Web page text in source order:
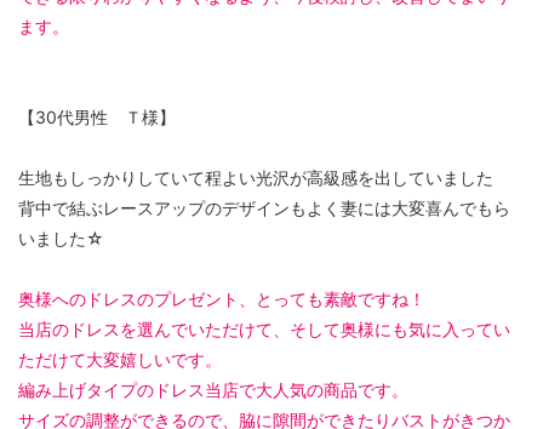
ます。
【30代男性 Ｔ様】
生地もしっかりしていて程よい光沢が高級感を出していました
背中で結ぶレースアップのデザインもよく妻には大変喜んでもら
いました☆
奥様へのドレスのプレゼント、とっても素敵ですね！
当店のドレスを選んでいただけて、そして奥様にも気に入ってい
ただけて大変嬉しいです。
編み上げタイプのドレス当店で大人気の商品です。
サイズの調整ができるので、脇に隙間ができたりバストがきつか